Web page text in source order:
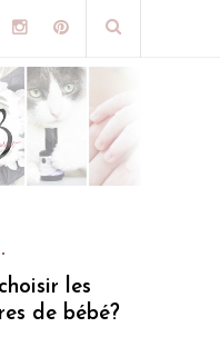
les
de bébé?